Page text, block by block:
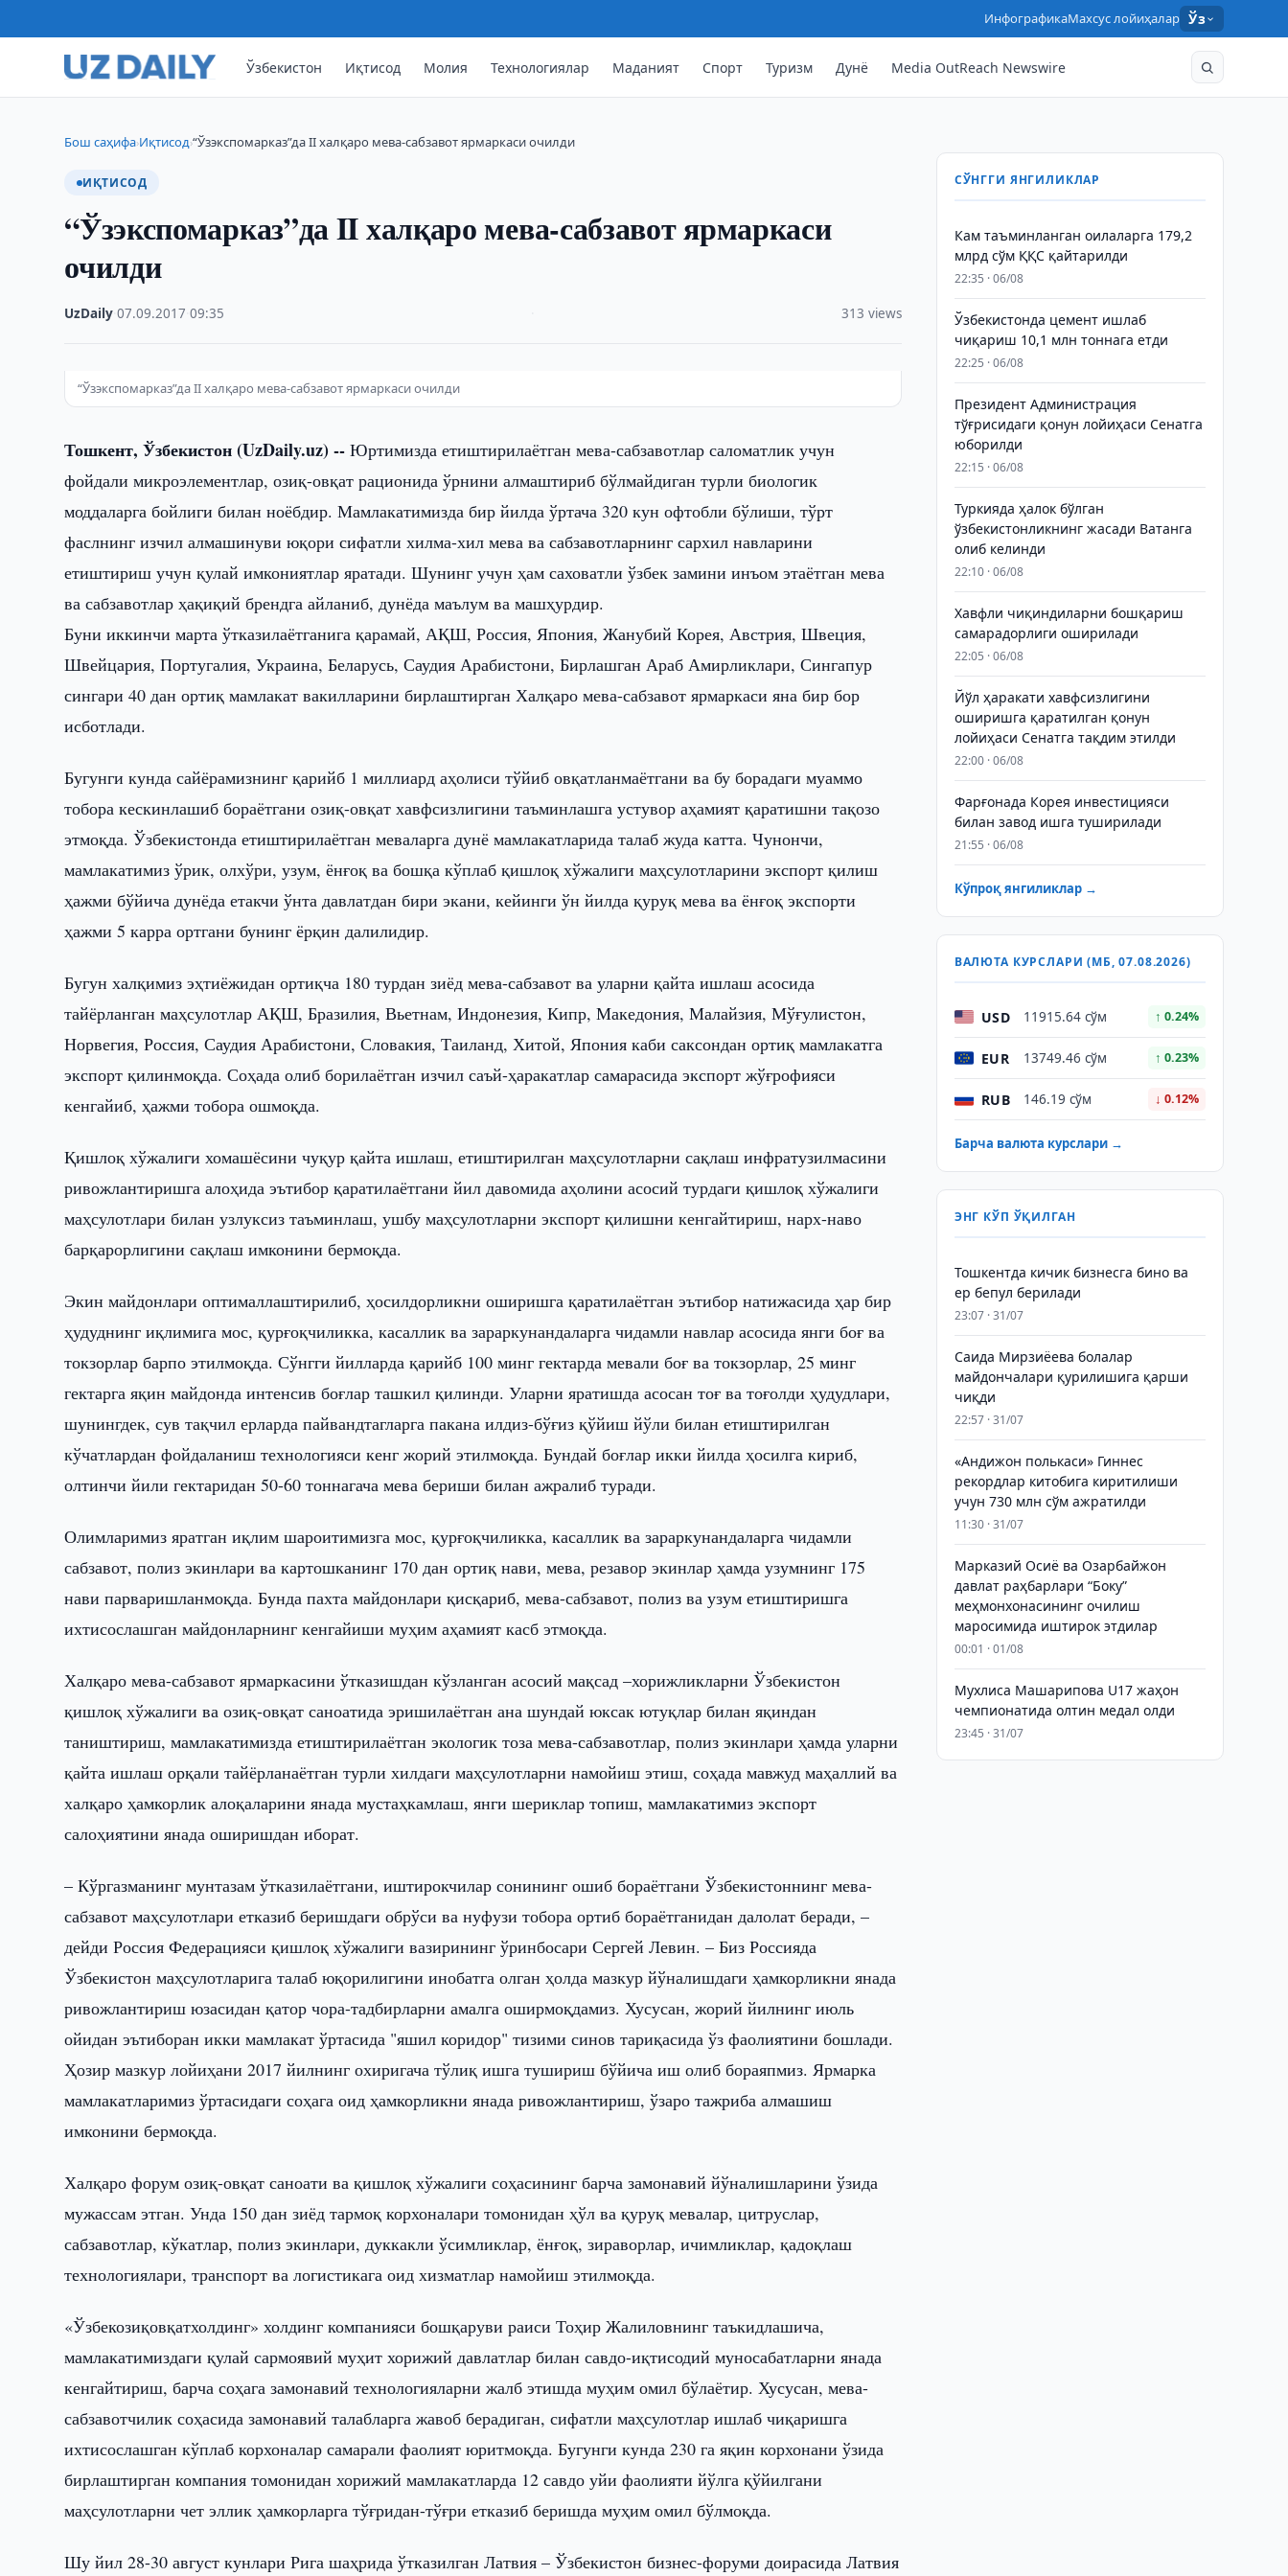
ИнфографикаМахсус лойиҳалар Ўз
Ўзбекистон Иқтисод Молия Технологиялар Маданият Спорт Туризм Дунё Media OutReach Newswire
Бош саҳифа›Иқтисод›“Ўзэкспомарказ”да II халқаро мева-сабзавот ярмаркаси очилди
ИҚТИСОД
“Ўзэкспомарказ”да II халқаро мева-сабзавот ярмаркаси
очилди
UzDaily ·07.09.2017 ·09:35 313 views
“Ўзэкспомарказ”да II халқаро мева-сабзавот ярмаркаси очилди
Тошкент, Ўзбекистон (UzDaily.uz) -- Юртимизда етиштирилаётган мева-сабзавотлар саломатлик учун
фойдали микроэлементлар, озиқ-овқат рационида ўрнини алмаштириб бўлмайдиган турли биологик
моддаларга бойлиги билан ноёбдир. Мамлакатимизда бир йилда ўртача 320 кун офтобли бўлиши, тўрт
фаслнинг изчил алмашинуви юқори сифатли хилма-хил мева ва сабзавотларнинг сархил навларини
етиштириш учун қулай имкониятлар яратади. Шунинг учун ҳам саховатли ўзбек замини инъом этаётган мева
ва сабзавотлар ҳақиқий брендга айланиб, дунёда маълум ва машҳурдир.
Буни иккинчи марта ўтказилаётганига қарамай, АҚШ, Россия, Япония, Жанубий Корея, Австрия, Швеция,
Швейцария, Португалия, Украина, Беларусь, Саудия Арабистони, Бирлашган Араб Амирликлари, Сингапур
сингари 40 дан ортиқ мамлакат вакилларини бирлаштирган Халқаро мева-сабзавот ярмаркаси яна бир бор
исботлади.
Бугунги кунда сайёрамизнинг қарийб 1 миллиард аҳолиси тўйиб овқатланмаётгани ва бу борадаги муаммо
тобора кескинлашиб бораётгани озиқ-овқат хавфсизлигини таъминлашга устувор аҳамият қаратишни тақозо
этмоқда. Ўзбекистонда етиштирилаётган меваларга дунё мамлакатларида талаб жуда катта. Чунончи,
мамлакатимиз ўрик, олхўри, узум, ёнғоқ ва бошқа кўплаб қишлоқ хўжалиги маҳсулотларини экспорт қилиш
ҳажми бўйича дунёда етакчи ўнта давлатдан бири экани, кейинги ўн йилда қуруқ мева ва ёнғоқ экспорти
ҳажми 5 карра ортгани бунинг ёрқин далилидир.
Бугун халқимиз эҳтиёжидан ортиқча 180 турдан зиёд мева-сабзавот ва уларни қайта ишлаш асосида
тайёрланган маҳсулотлар АҚШ, Бразилия, Вьетнам, Индонезия, Кипр, Македония, Малайзия, Мўғулистон,
Норвегия, Россия, Саудия Арабистони, Словакия, Таиланд, Хитой, Япония каби саксондан ортиқ мамлакатга
экспорт қилинмоқда. Соҳада олиб борилаётган изчил саъй-ҳаракатлар самарасида экспорт жўғрофияси
кенгайиб, ҳажми тобора ошмоқда.
Қишлоқ хўжалиги хомашёсини чуқур қайта ишлаш, етиштирилган маҳсулотларни сақлаш инфратузилмасини
ривожлантиришга алоҳида эътибор қаратилаётгани йил давомида аҳолини асосий турдаги қишлоқ хўжалиги
маҳсулотлари билан узлуксиз таъминлаш, ушбу маҳсулотларни экспорт қилишни кенгайтириш, нарх-наво
барқарорлигини сақлаш имконини бермоқда.
Экин майдонлари оптималлаштирилиб, ҳосилдорликни оширишга қаратилаётган эътибор натижасида ҳар бир
ҳудуднинг иқлимига мос, қурғоқчиликка, касаллик ва зараркунандаларга чидамли навлар асосида янги боғ ва
токзорлар барпо этилмоқда. Сўнгги йилларда қарийб 100 минг гектарда мевали боғ ва токзорлар, 25 минг
гектарга яқин майдонда интенсив боғлар ташкил қилинди. Уларни яратишда асосан тоғ ва тоғолди ҳудудлари,
шунингдек, сув тақчил ерларда пайвандтагларга пакана илдиз-бўғиз қўйиш йўли билан етиштирилган
кўчатлардан фойдаланиш технологияси кенг жорий этилмоқда. Бундай боғлар икки йилда ҳосилга кириб,
олтинчи йили гектаридан 50-60 тоннагача мева бериши билан ажралиб туради.
Олимларимиз яратган иқлим шароитимизга мос, қурғоқчиликка, касаллик ва зараркунандаларга чидамли
сабзавот, полиз экинлари ва картошканинг 170 дан ортиқ нави, мева, резавор экинлар ҳамда узумнинг 175
нави парваришланмоқда. Бунда пахта майдонлари қисқариб, мева-сабзавот, полиз ва узум етиштиришга
ихтисослашган майдонларнинг кенгайиши муҳим аҳамият касб этмоқда.
Халқаро мева-сабзавот ярмаркасини ўтказишдан кўзланган асосий мақсад –хорижликларни Ўзбекистон
қишлоқ хўжалиги ва озиқ-овқат саноатида эришилаётган ана шундай юксак ютуқлар билан яқиндан
таништириш, мамлакатимизда етиштирилаётган экологик тоза мева-сабзавотлар, полиз экинлари ҳамда уларни
қайта ишлаш орқали тайёрланаётган турли хилдаги маҳсулотларни намойиш этиш, соҳада мавжуд маҳаллий ва
халқаро ҳамкорлик алоқаларини янада мустаҳкамлаш, янги шериклар топиш, мамлакатимиз экспорт
салоҳиятини янада оширишдан иборат.
– Кўргазманинг мунтазам ўтказилаётгани, иштирокчилар сонининг ошиб бораётгани Ўзбекистоннинг мева-
сабзавот маҳсулотлари етказиб беришдаги обрўси ва нуфузи тобора ортиб бораётганидан далолат беради, –
дейди Россия Федерацияси қишлоқ хўжалиги вазирининг ўринбосари Сергей Левин. – Биз Россияда
Ўзбекистон маҳсулотларига талаб юқорилигини инобатга олган ҳолда мазкур йўналишдаги ҳамкорликни янада
ривожлантириш юзасидан қатор чора-тадбирларни амалга оширмоқдамиз. Хусусан, жорий йилнинг июль
ойидан эътиборан икки мамлакат ўртасида "яшил коридор" тизими синов тариқасида ўз фаолиятини бошлади.
Ҳозир мазкур лойиҳани 2017 йилнинг охиригача тўлиқ ишга тушириш бўйича иш олиб бораяпмиз. Ярмарка
мамлакатларимиз ўртасидаги соҳага оид ҳамкорликни янада ривожлантириш, ўзаро тажриба алмашиш
имконини бермоқда.
Халқаро форум озиқ-овқат саноати ва қишлоқ хўжалиги соҳасининг барча замонавий йўналишларини ўзида
мужассам этган. Унда 150 дан зиёд тармоқ корхоналари томонидан ҳўл ва қуруқ мевалар, цитруслар,
сабзавотлар, кўкатлар, полиз экинлари, дуккакли ўсимликлар, ёнғоқ, зираворлар, ичимликлар, қадоқлаш
технологиялари, транспорт ва логистикага оид хизматлар намойиш этилмоқда.
«Ўзбекозиқовқатхолдинг» холдинг компанияси бошқаруви раиси Тоҳир Жалиловнинг таъкидлашича,
мамлакатимиздаги қулай сармоявий муҳит хорижий давлатлар билан савдо-иқтисодий муносабатларни янада
кенгайтириш, барча соҳага замонавий технологияларни жалб этишда муҳим омил бўлаётир. Хусусан, мева-
сабзавотчилик соҳасида замонавий талабларга жавоб берадиган, сифатли маҳсулотлар ишлаб чиқаришга
ихтисослашган кўплаб корхоналар самарали фаолият юритмоқда. Бугунги кунда 230 га яқин корхонани ўзида
бирлаштирган компания томонидан хорижий мамлакатларда 12 савдо уйи фаолияти йўлга қўйилгани
маҳсулотларни чет эллик ҳамкорларга тўғридан-тўғри етказиб беришда муҳим омил бўлмоқда.
Шу йил 28-30 август кунлари Рига шаҳрида ўтказилган Латвия – Ўзбекистон бизнес-форуми доирасида Латвия
СЎНГГИ ЯНГИЛИКЛАР
Кам таъминланган оилаларга 179,2
млрд сўм ҚҚС қайтарилди
22:35 · 06/08
Ўзбекистонда цемент ишлаб
чиқариш 10,1 млн тоннага етди
22:25 · 06/08
Президент Администрация
тўғрисидаги қонун лойиҳаси Сенатга
юборилди
22:15 · 06/08
Туркияда ҳалок бўлган
ўзбекистонликнинг жасади Ватанга
олиб келинди
22:10 · 06/08
Хавфли чиқиндиларни бошқариш
самарадорлиги оширилади
22:05 · 06/08
Йўл ҳаракати хавфсизлигини
оширишга қаратилган қонун
лойиҳаси Сенатга тақдим этилди
22:00 · 06/08
Фарғонада Корея инвестицияси
билан завод ишга туширилади
21:55 · 06/08
Кўпроқ янгиликлар →
ВАЛЮТА КУРСЛАРИ (МБ, 07.08.2026)
USD 11915.64 сўм ↑ 0.24%
EUR 13749.46 сўм ↑ 0.23%
RUB 146.19 сўм ↓ 0.12%
Барча валюта курслари →
ЭНГ КЎП ЎҚИЛГАН
Тошкентда кичик бизнесга бино ва
ер бепул берилади
23:07 · 31/07
Саида Мирзиёева болалар
майдончалари қурилишига қарши
чиқди
22:57 · 31/07
«Андижон полькаси» Гиннес
рекордлар китобига киритилиши
учун 730 млн сўм ажратилди
11:30 · 31/07
Марказий Осиё ва Озарбайжон
давлат раҳбарлари “Боку”
меҳмонхонасининг очилиш
маросимида иштирок этдилар
00:01 · 01/08
Мухлиса Машарипова U17 жаҳон
чемпионатида олтин медал олди
23:45 · 31/07